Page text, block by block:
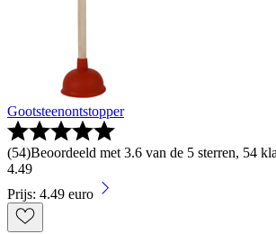
Gootsteenontstopper
(54)Beoordeeld met 3.6 van de 5 sterren, 54
4.49
Prijs: 4.49 euro